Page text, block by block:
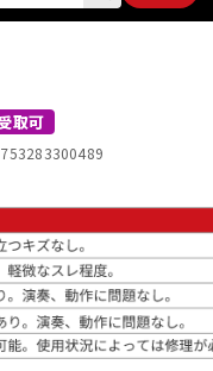
配信/ライブ
機器
取可